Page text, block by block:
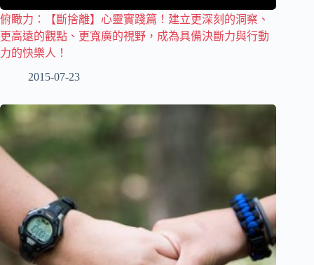
俯瞰力：【斷捨離】心靈實踐篇！建立更深刻的洞察、
更高遠的觀點、更寬廣的視野，成為具備決斷力與行動
力的快樂人！
2015-07-23